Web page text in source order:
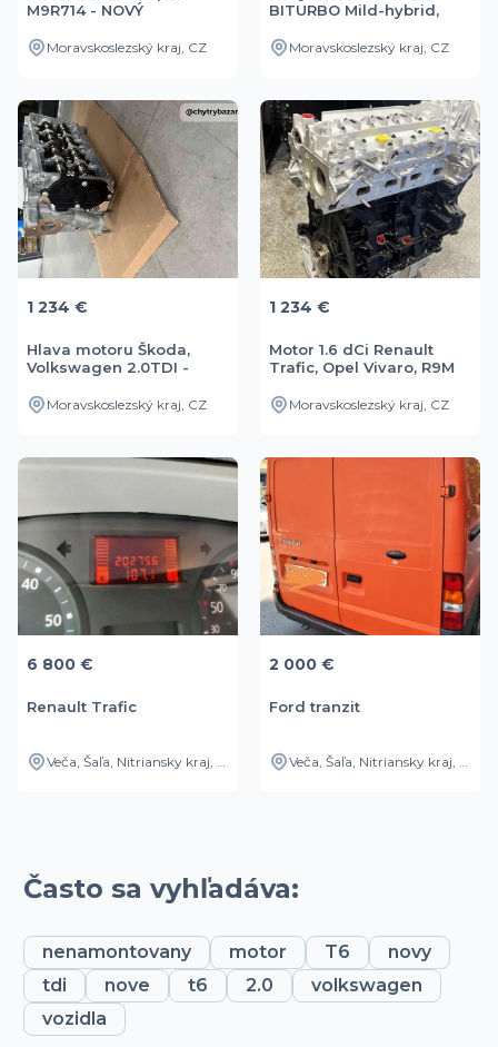
M9R714 - NOVÝ
Moravskoslezský kraj, CZ
BITURBO Mild-hybrid,
Moravskoslezský kraj, CZ
1 234 €
Hlava motoru Škoda,
Volkswagen 2.0TDI -
Moravskoslezský kraj, CZ
1 234 €
Motor 1.6 dCi Renault
Trafic, Opel Vivaro, R9M
Moravskoslezský kraj, CZ
6 800 €
Renault Trafic
2 000 €
Ford tranzit
Často sa vyhľadáva:
nenamontovany motor T6
novy
tdi
nove t6 2.0
volkswagen
vozidla